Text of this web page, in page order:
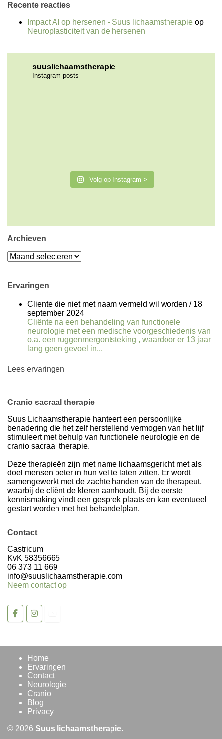
Recente reacties
Impact AI op hersenen - Suus lichaamstherapie op
Neuroplasticiteit van de hersenen
suuslichaamstherapie
Instagram posts
Volg op Instagram >
Archieven
Archieven
Ervaringen
Cliente die niet met naam vermeld wil worden / 18
september 2024
Cliënte na een behandeling van functionele
neurologie met een medische voorgeschiedenis van
o.a. een ruggenmergontsteking , waardoor er 13 jaar
lang geen gevoel in...
Lees ervaringen
Cranio sacraal therapie
Suus Lichaamstherapie hanteert een persoonlijke
benadering die het zelf herstellend vermogen van het lijf
stimuleert met behulp van functionele neurologie en de
cranio sacraal therapie.
Deze therapieën zijn met name lichaamsgericht met als
doel mensen beter in hun vel te laten zitten. Er wordt
samengewerkt met de zachte handen van de therapeut,
waarbij de cliënt de kleren aanhoudt. Bij de eerste
kennismaking vindt een gesprek plaats en kan eventueel
gestart worden met het behandelplan.
Contact
Castricum
KvK 58356665
06 373 11 669
info@suuslichaamstherapie.com
Neem contact op
Home
Ervaringen
Contact
Neurologie
Cranio
Blog
Privacy
© 2026 Suus lichaamstherapie.